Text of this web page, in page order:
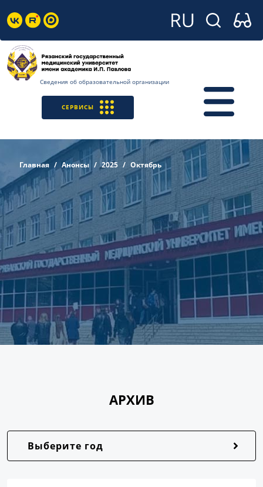
Сведения об образовательной организации
СЕРВИСЫ
Главная Анонсы 2025 Октябрь
АРХИВ
Выберите год